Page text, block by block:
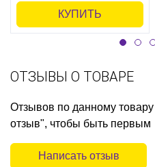
КУПИТЬ
ОТЗЫВЫ О ТОВАРЕ
Отзывов по данному
отзыв", чтобы быть первым
Написать отзыв